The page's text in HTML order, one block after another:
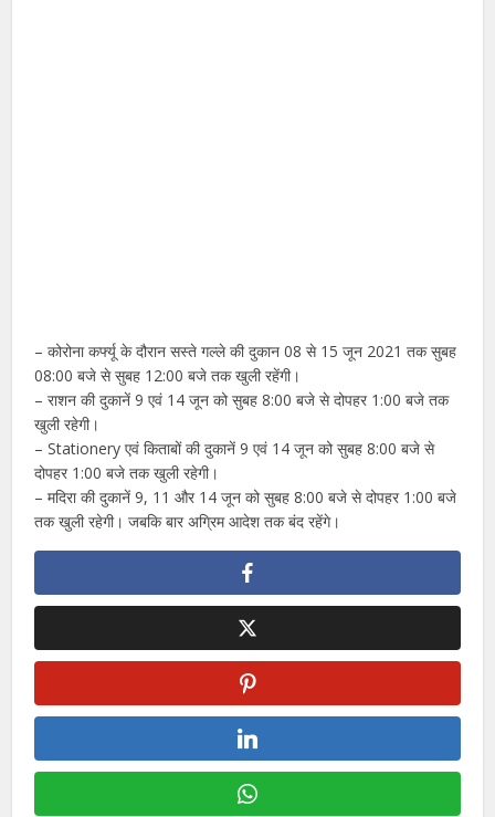
– कोरोना कर्फ्यू के दौरान सस्ते गल्ले की दुकान 08 से 15 जून 2021 तक सुबह
08:00 बजे से सुबह 12:00 बजे तक खुली रहेंगी।
– राशन की दुकानें 9 एवं 14 जून को सुबह 8:00 बजे से दोपहर 1:00 बजे तक
खुली रहेगी।
– Stationery एवं किताबों की दुकानें 9 एवं 14 जून को सुबह 8:00 बजे से
दोपहर 1:00 बजे तक खुली रहेगी।
– मदिरा की दुकानें 9, 11 और 14 जून को सुबह 8:00 बजे से दोपहर 1:00 बजे
तक खुली रहेगी। जबकि बार अग्रिम आदेश तक बंद रहेंगे।